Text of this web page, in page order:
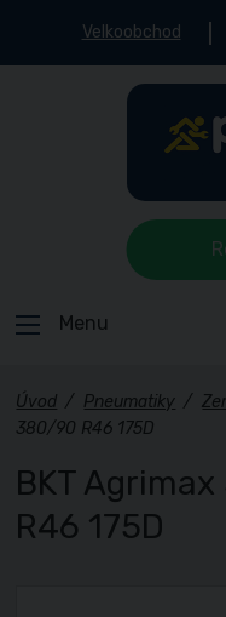
Velkoobchod
Menu
Úvod / Pneumatiky /
380/90 R46 175D
BKT
R46 175D